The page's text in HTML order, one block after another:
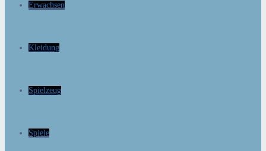
Erwachsen
Kleidung
Spielzeug
Spiele